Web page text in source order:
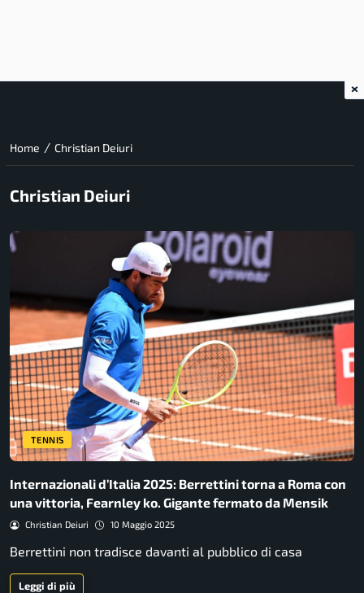
Home / Christian Deiuri
Christian Deiuri
TENNIS
Internazionali d’Italia 2025: Berrettini torna a Roma con
una vittoria, Fearnley ko. Gigante fermato da Mensik
Christian Deiuri 10 Maggio 2025
Berrettini non tradisce davanti al pubblico di casa
Leggi di più
×